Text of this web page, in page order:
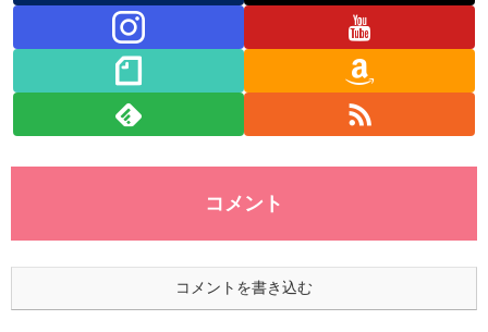
コメント
コメントを書き込む